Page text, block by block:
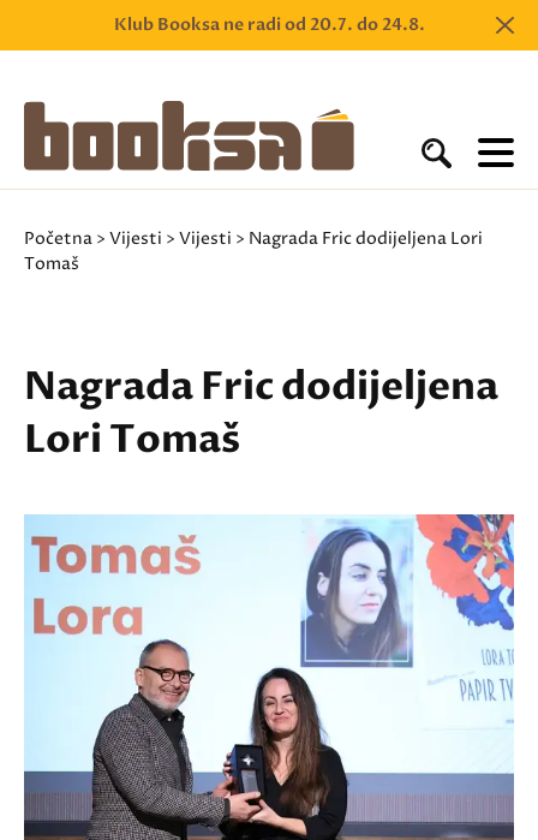
Klub Booksa ne radi od 20.7. do 24.8.
Početna > Vijesti > Vijesti > Nagrada Fric dodijeljena Lori
Tomaš
Nagrada Fric dodijeljena
Lori Tomaš